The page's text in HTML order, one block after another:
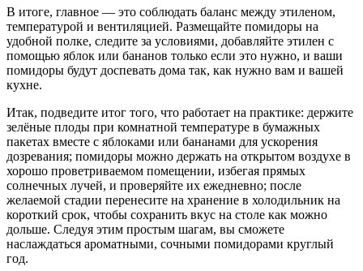
В итоге, главное — это соблюдать баланс между этиленом,
температурой и вентиляцией. Размещайте помидоры на
удобной полке, следите за условиями, добавляйте этилен с
помощью яблок или бананов только если это нужно, и ваши
помидоры будут доспевать дома так, как нужно вам и вашей
кухне.
Итак, подведите итог того, что работает на практике: держите
зелёные плоды при комнатной температуре в бумажных
пакетах вместе с яблоками или бананами для ускорения
дозревания; помидоры можно держать на открытом воздухе в
хорошо проветриваемом помещении, избегая прямых
солнечных лучей, и проверяйте их ежедневно; после
желаемой стадии перенесите на хранение в холодильник на
короткий срок, чтобы сохранить вкус на столе как можно
дольше. Следуя этим простым шагам, вы сможете
наслаждаться ароматными, сочными помидорами круглый
год.